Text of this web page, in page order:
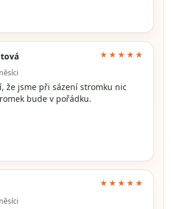
★★★★★
že jsme při sázení stromku nic
bude v pořádku.
★★★★★